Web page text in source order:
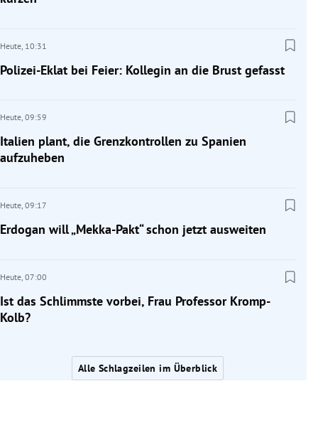
Heute, 10:31
Polizei-Eklat bei Feier: Kollegin an die Brust gefasst
Heute, 09:59
Italien plant, die Grenzkontrollen zu Spanien
aufzuheben
Heute, 09:17
Erdogan will „Mekka-Pakt“ schon jetzt ausweiten
Heute, 07:00
Ist das Schlimmste vorbei, Frau Professor Kromp-
Kolb?
Alle Schlagzeilen im Überblick